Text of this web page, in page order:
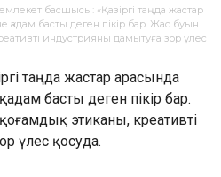
басшысы: «Қазіргі таңда жастар
қадам басты деген пікір бар. Жас буын
индустрияны дамытуға зор үлес
таңда жастар арасында
басты деген пікір бар.
этиканы, креативті
үлес қосуда.